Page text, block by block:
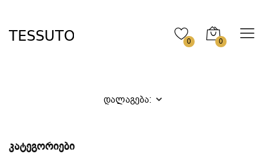
0 0
კატეგორიები
დალაგება: